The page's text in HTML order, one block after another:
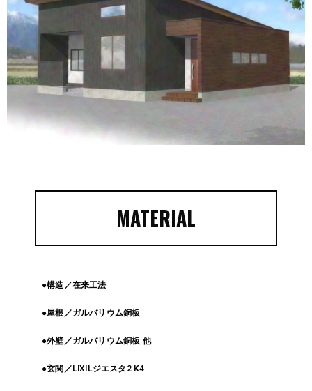
MATERIAL
●構造／在来工法
●屋根／ガルバリウム銅板
●外壁／ガルバリウム銅板 他
●玄関／LIXILジエスタ2 K4